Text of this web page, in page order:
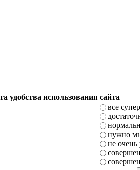
удобства использования сайта
все супер
нужно
не очень